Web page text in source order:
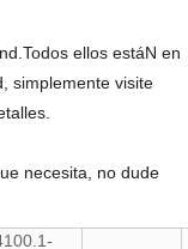
ellos estáN en
simplemente visite
necesita, no dude